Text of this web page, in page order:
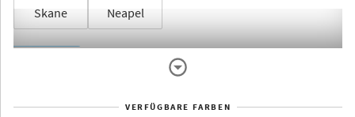
Skane Neapel
VERFÜGBARE FARBEN